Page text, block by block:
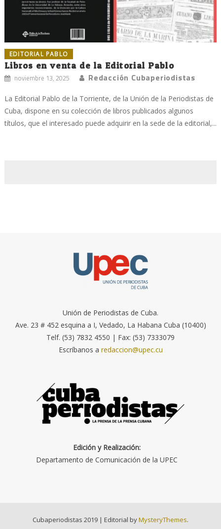
EDITORIAL PABLO
Libros en venta de la Editorial Pablo
noviembre 13, 2025 Redacción Cubaperiodistas
La Editorial Pablo de la Torriente, de la Unión de la Periodistas de
Cuba, dispone en su colección de libros publicados algunos
títulos, que el interesado puede adquirir en la sede de la editorial,...
Unión de Periodistas de Cuba.
Ave. 23 # 452 esquina a I, Vedado, La Habana Cuba (10400)
Telf. (53) 7832 4550 | Fax: (53) 7333079
Escríbanos a redaccion@upec.cu
Edición y Realización:
Departamento de Comunicación de la UPEC
Cubaperiodistas 2019 | Editorial byMysteryThemes.